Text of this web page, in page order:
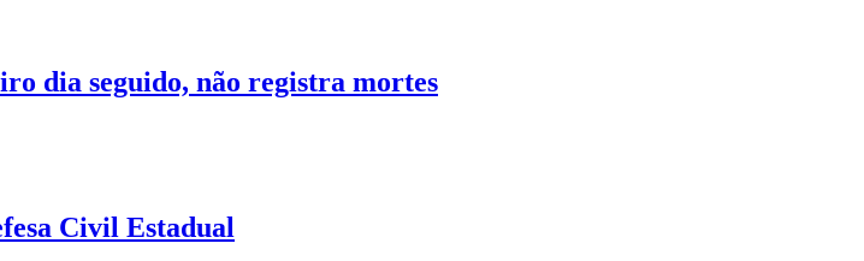
dia seguido, não registra mortes
Civil Estadual